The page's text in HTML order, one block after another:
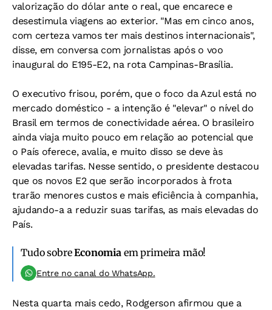
valorização do dólar ante o real, que encarece e
desestimula viagens ao exterior. "Mas em cinco anos,
com certeza vamos ter mais destinos internacionais",
disse, em conversa com jornalistas após o voo
inaugural do E195-E2, na rota Campinas-Brasília.
O executivo frisou, porém, que o foco da Azul está no
mercado doméstico - a intenção é "elevar" o nível do
Brasil em termos de conectividade aérea. O brasileiro
ainda viaja muito pouco em relação ao potencial que
o País oferece, avalia, e muito disso se deve às
elevadas tarifas. Nesse sentido, o presidente destacou
que os novos E2 que serão incorporados à frota
trarão menores custos e mais eficiência à companhia,
ajudando-a a reduzir suas tarifas, as mais elevadas do
País.
Tudo sobreEconomiaem primeira mão!
Entre no canal do WhatsApp.
Nesta quarta mais cedo, Rodgerson afirmou que a